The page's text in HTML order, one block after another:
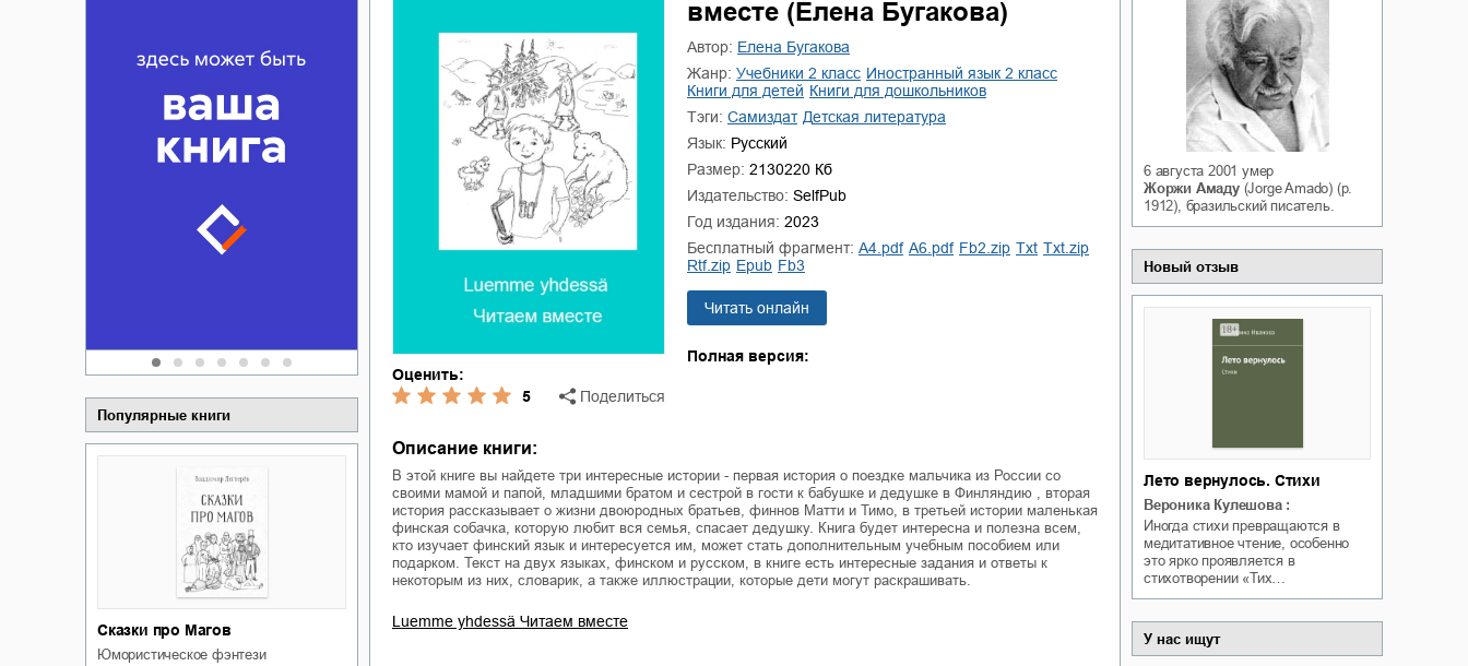
Забытая земля Новоросии:
о судьбе Кировоградской
области
Сергей Николаевич Сидоренко
Забытая земля Новоросии:
о судьбе Кировоградской
области
Сергей Николаевич Сидоренко
Белая ворона на факультете
Теней
Популярные книги
Сказки про Магов
юмористическое фэнтези
Оценить:
5
Поделиться
вместе (Елена Бугакова)
Автор:
Елена Бугакова
Жанр:
учебники 2 класс
иностранный язык 2 класс
книги для детей
книги для дошкольников
Тэги:
Самиздат
детская литература
Язык: Русский
Размер: 2130220 Кб
Издательство: SelfPub
Год издания: 2023
Бесплатный фрагмент:
a4.pdf a6.pdf fb2.zip txt
txt.zip
rtf.zip
epub fb3
Читать онлайн
Полная версия:
Описание книги:
В этой книге вы найдете три интересные истории - первая история о поездке мальчика из России со
своими мамой и папой, младшими братом и сестрой в гости к бабушке и дедушке в Финляндию , вторая
история рассказывает о жизни двоюродных братьев, финнов Матти и Тимо, в третьей истории маленькая
финская собачка, которую любит вся семья, спасает дедушку. Книга будет интересна и полезна всем,
кто изучает финский язык и интересуется им, может стать дополнительным учебным пособием или
подарком. Текст на двух языках, финском и русском, в книге есть интересные задания и ответы к
некоторым из них, словарик, а также иллюстрации, которые дети могут раскрашивать.
Luemme yhdessä Читаем вместе
6 августа 2001 умер
Жоржи Амаду(Jorge Amado) (р.
1912), бразильский писатель.
Новый отзыв
Лето вернулось. Стихи
Вероника Кулешова :
Иногда стихи превращаются в
медитативное чтение, особенно
это ярко проявляется в
стихотворении «Тих…
У нас ищут